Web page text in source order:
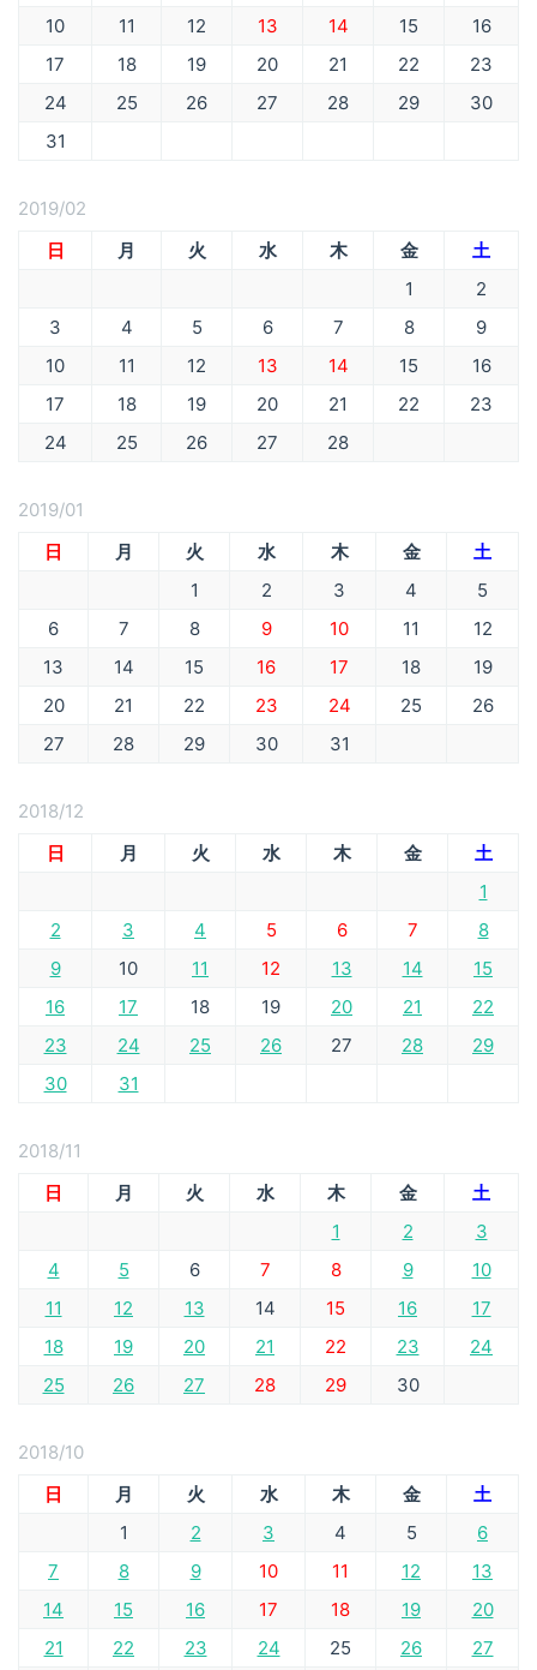
10
11 12 13 14 15
16
17
18 19 20 21 22
23
24
25 26 27 28 29
30
31
2019/02
日
月 火 水 木 金
土
1
2
3
4 5 6 7 8
9
10
11 12 13 14 15
16
17
18 19 20 21 22
23
24
25 26 27 28
2019/01
日
月 火 水 木 金
土
1
2 3 4
5
6
7 8 9 10 11
12
13
14 15 16 17 18
19
20
21 22 23 24 25
26
27
28 29 30 31
2018/12
日
月 火 水 木 金
土
1
2
3 4 5 6 7
8
9
10 11 12 13 14
15
16
17 18 19 20 21
22
23
24 25 26 27 28
29
30
31
2018/11
日
月 火 水 木 金
土
1
2
3
4
5 6 7 8 9
10
11
12 13 14 15 16
17
18
19 20 21 22 23
24
25
26 27 28 29 30
2018/10
日
月 火 水 木 金
土
1
2 3 4 5
6
7
8 9 10 11 12
13
14
15 16 17 18 19
20
21
22 23 24 25 26 27